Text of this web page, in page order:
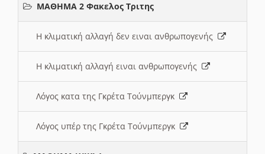
ΜΑΘΗΜΑ 2 Φακελος Τριτης
Η κλιματική αλλαγή δεν ειναι ανθρωπογενής
Η κλιματική αλλαγή ειναι ανθρωπογενής
Λόγος κατα της Γκρέτα Τούνμπεργκ
Λόγος υπέρ της Γκρέτα Τούνμπεργκ